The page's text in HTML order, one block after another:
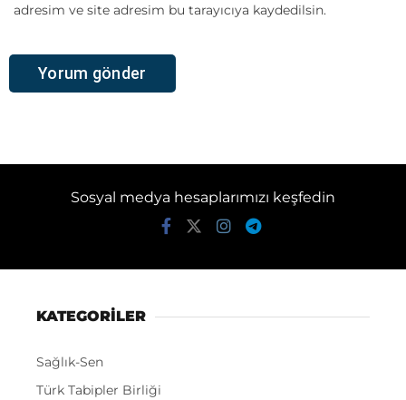
adresim ve site adresim bu tarayıcıya kaydedilsin.
Sosyal medya hesaplarımızı keşfedin
KATEGORİLER
Sağlık-Sen
Türk Tabipler Birliği